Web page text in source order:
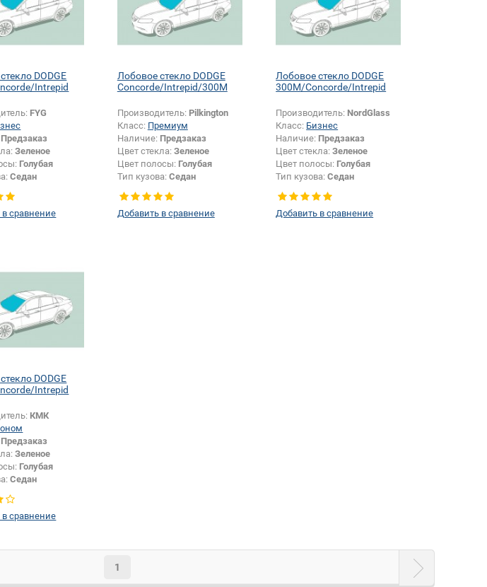
DODGE
Intrepid
FYG
Предзаказ
Зеленое
Голубая
Седан
сравнение
Лобовое стекло DODGE
Concorde/Intrepid/300M
Производитель: Pilkington
Класс: Премиум
Наличие: Предзаказ
Цвет стекла: Зеленое
Цвет полосы: Голубая
Тип кузова: Седан
Добавить в сравнение
Лобовое стекло DODGE
300M/Concorde/Intrepid
Производитель: NordGlass
Класс: Бизнес
Наличие: Предзаказ
Цвет стекла:Зеленое
Цвет полосы: Голубая
Тип кузова:Седан
Добавить в сравнение
DODGE
Intrepid
КМК
Предзаказ
Зеленое
Голубая
Седан
сравнение
1